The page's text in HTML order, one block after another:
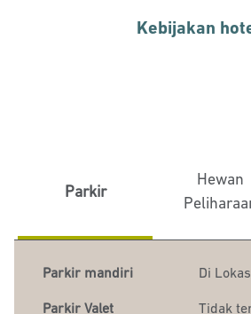
Kebijakan
Parkir
Hewan
Parkir mandiri Di
Parkir Valet Tidak